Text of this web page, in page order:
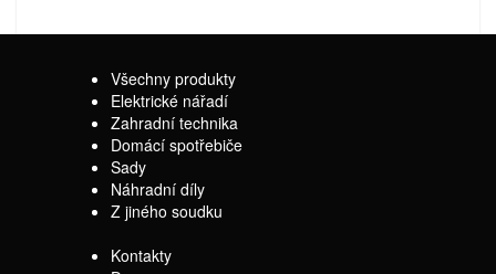
Všechny produkty
Elektrické nářadí
Zahradní technika
Domácí spotřebiče
Sady
Náhradní díly
Z jiného soudku
Kontakty